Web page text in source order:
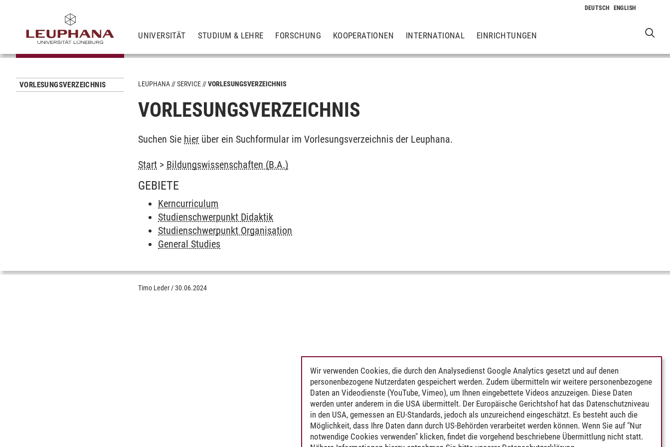
UNIVERSITÄT STUDIUM & LEHRE FORSCHUNG KOOPERATIONEN INTERNATIONAL EINRICHTUNGEN
VORLESUNGSVERZEICHNIS LEUPHANA SERVICE VORLESUNGSVERZEICHNIS
VORLESUNGSVERZEICHNIS
Suchen Sie hier über ein Suchformular im Vorlesungsverzeichnis der Leuphana.
Start > Bildungswissenschaften (B.A.)
GEBIETE
Kerncurriculum
Studienschwerpunkt Didaktik
Studienschwerpunkt Organisation
General Studies
Timo Leder /30.06.2024
Wir verwenden Cookies, die durch den Analysedienst Google Analytics gesetzt und auf denen
personenbezogene Nutzerdaten gespeichert werden. Zudem übermitteln wir weitere personenbezogene
Daten an Videodienste (YouTube, Vimeo), um Ihnen eingebettete Videos anzuzeigen. Diese Daten
werden unter anderem in die USA übermittelt. Der Europäische Gerichtshof hat das Datenschutzniveau
in den USA, gemessen an EU-Standards, jedoch als unzureichend eingeschätzt. Es besteht auch die
Möglichkeit, dass Ihre Daten dann durch US-Behörden verarbeitet werden können. Wenn Sie auf "Nur
notwendige Cookies verwenden" klicken, findet die vorgehend beschriebene Übermittlung nicht statt.